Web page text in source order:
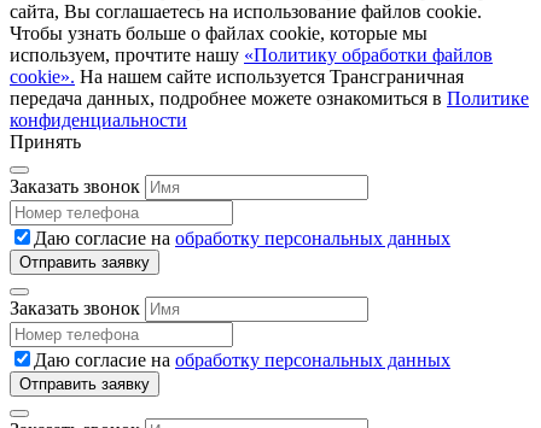
сайта, Вы соглашаетесь на использование файлов cookie.
Чтобы узнать больше о файлах cookie, которые мы
используем, прочтите нашу «Политику обработки файлов
cookie». На нашем сайте используется Трансграничная
передача данных, подробнее можете ознакомиться в Политике
конфиденциальности
Принять
Заказать звонок
Даю согласие на обработку персональных данных
Заказать звонок
Даю согласие на обработку персональных данных